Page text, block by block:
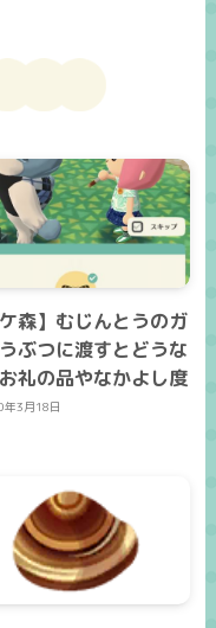
ケ森】むじんとうのガ
ぶつに渡すとどうな
礼の品やなかよし度
年3月18日